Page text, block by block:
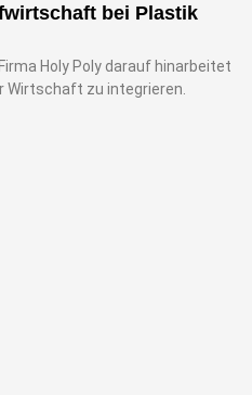
GmbH
bei Plastik
Holy Poly darauf hinarbeitet
Wirtschaft zu integrieren.